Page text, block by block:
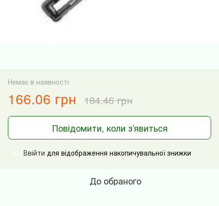
Немає в наявності
166.06 грн 184.46 грн
Повідомити, коли з'явиться
Ввійти для відображення накопичувальної знижки
До обраного